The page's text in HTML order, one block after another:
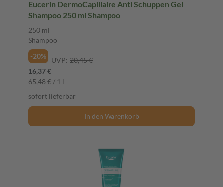
Eucerin DermoCapillaire Anti Schuppen Gel
Shampoo 250 ml Shampoo
250 ml
Shampoo
-20%
UVP: 20,45 €
16,37 €
65,48 € / 1 l
sofort lieferbar
In den Warenkorb